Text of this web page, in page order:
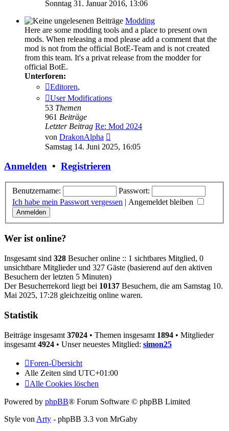
Sonntag 31. Januar 2016, 13:06
Modding
Here are some modding tools and a place to present own
mods. When releasing a mod please add a comment that the
mod is not from the official BotE-Team and is not created
from this team. It's a privat release from the modder for
official BotE.
Unterforen:
Editoren,
User Modifications
53 Themen
961 Beiträge
Letzter Beitrag Re: Mod 2024
von DrakonAlpha
Beitrag
Samstag 14. Juni 2025, 16:05
Anmelden • Registrieren
Benutzername:
Passwort:
Ich habe mein Passwort vergessen | Angemeldet bleiben
Wer ist online?
Insgesamt sind 328 Besucher online :: 1 sichtbares Mitglied, 0
unsichtbare Mitglieder und 327 Gäste (basierend auf den aktiven
Besuchern der letzten 5 Minuten)
Der Besucherrekord liegt bei 10137 Besuchern, die am Samstag 10.
Mai 2025, 17:28 gleichzeitig online waren.
Statistik
Beiträge insgesamt 37024 • Themen insgesamt 1894 • Mitglieder
insgesamt 4924 • Unser neuestes Mitglied: simon25
Foren-Übersicht
Alle Zeiten sind UTC+01:00
Alle Cookies löschen
Powered by phpBB® Forum Software © phpBB Limited
Style von Arty - phpBB 3.3 von MrGaby